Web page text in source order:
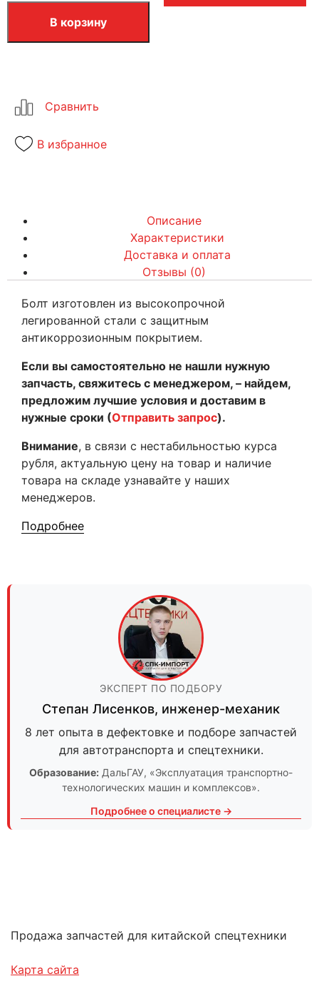
В корзину
В избранное
Описание
Характеристики
Доставка и оплата
Отзывы (0)
Болт изготовлен из высокопрочной
легированной стали с защитным
антикоррозионным покрытием.
Если вы самостоятельно не нашли нужную
запчасть, свяжитесь с менеджером, – найдем,
предложим лучшие условия и доставим в
нужные сроки (Отправить запрос).
Внимание, в связи с нестабильностью курса
рубля, актуальную цену на товар и наличие
товара на складе узнавайте у наших
менеджеров.
Подробнее
ЭКСПЕРТ ПО ПОДБОРУ
Степан Лисенков, инженер-механик
8 лет опыта в дефектовке и подборе запчастей
для автотранспорта и спецтехники.
Образование: ДальГАУ, «Эксплуатация транспортно-
технологических машин и комплексов».
Подробнее о специалисте →
Продажа запчастей для китайской спецтехники
Карта сайта